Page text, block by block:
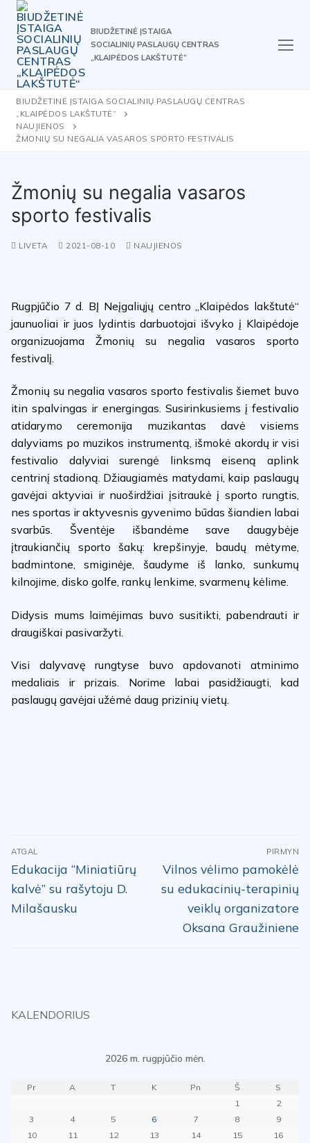
Skip
content
BIUDŽETINĖ ĮSTAIGA
SOCIALINIŲ PASLAUGŲ CENTRAS
„KLAIPĖDOS LAKŠTUTĖ“
BIUDŽETINĖ ĮSTAIGA SOCIALINIŲ PASLAUGŲ CENTRAS
„KLAIPĖDOS LAKŠTUTĖ“
NAUJIENOS
ŽMONIŲ SU NEGALIA VASAROS SPORTO FESTIVALIS
Žmonių su negalia vasaros
sporto festivalis
LIVETA 2021-08-10 NAUJIENOS
Rugpjūčio 7 d. BĮ Neįgaliųjų centro „Klaipėdos lakštutė“
jaunuoliai ir juos lydintis darbuotojai išvyko į Klaipėdoje
organizuojama Žmonių su negalia vasaros sporto
festivalį.
Žmonių su negalia vasaros sporto festivalis šiemet buvo
itin spalvingas ir energingas. Susirinkusiems į festivalio
atidarymo ceremonija muzikantas davė visiems
dalyviams po muzikos instrumentą, išmokė akordų ir visi
festivalio dalyviai surengė linksmą eiseną aplink
centrinį stadioną. Džiaugiamės matydami, kaip paslaugų
gavėjai aktyviai ir nuoširdžiai įsitraukė į sporto rungtis,
nes sportas ir aktyvesnis gyvenimo būdas šiandien labai
svarbūs. Šventėje išbandėme save daugybėje
įtraukiančių sporto šakų: krepšinyje, baudų mėtyme,
badmintone, smiginėje, šaudyme iš lanko, sunkumų
kilnojime, disko golfe, rankų lenkime, svarmenų kėlime.
Didysis mums laimėjimas buvo susitikti, pabendrauti ir
draugiškai pasivaržyti.
Visi dalyvavę rungtyse buvo apdovanoti atminimo
medaliais ir prizais. Norime labai pasidžiaugti, kad
paslaugų gavėjai užėmė daug prizinių vietų.
Navigacija
tarp
įrašų
ATGAL
Previous
post:
Edukacija “Miniatiūrų
kalvė” su rašytoju D.
Milašausku
PIRMYN
Next
post:
Vilnos vėlimo pamokėlė
su edukacinių-terapinių
veiklų organizatore
Oksana Graužiniene
KALENDORIUS
2026 m. rugpjūčio mėn.
Pr A T K Pn Š
S
1
2
3
4 5 6 7 8
9
10
11 12 13 14 15
16